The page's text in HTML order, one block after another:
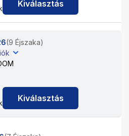
Kiválasztás
(9 Éjszaka)
Kiválasztás